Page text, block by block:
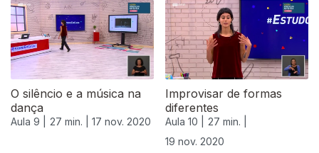
O silêncio e a música na
dança
Aula 9 | 27 min. | 17 nov. 2020
Improvisar de formas
diferentes
Aula 10 |
27 min. |
19 nov. 2020